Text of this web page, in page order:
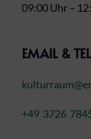
09:00 Uhr –
EMAIL &
+49 3726